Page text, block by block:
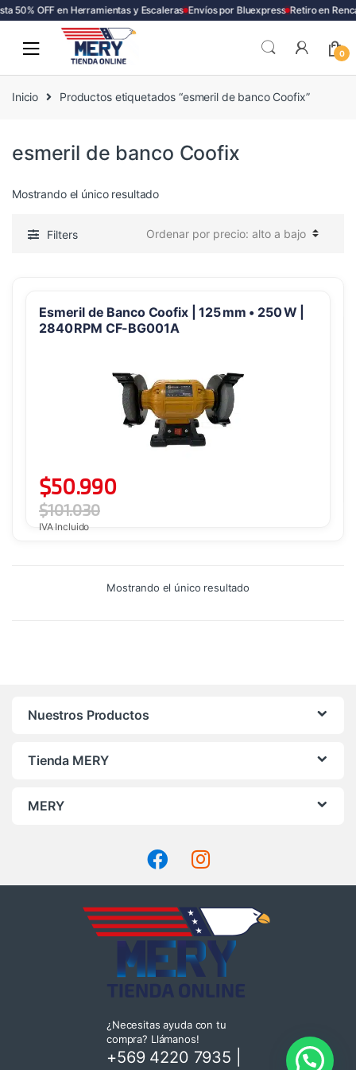
50% OFF en Herramientas y Escaleras Envíos por Bluexpress Retiro en
0
Inicio Productos etiquetados “esmeril de banco Coofix”
esmeril de banco Coofix
Mostrando el único resultado
Filters
Esmeril de Banco Coofix | 125 mm • 250 W |
2840 RPM CF-BG001A
$50.990
$101.030
IVA Incluido
Mostrando el único resultado
Nuestros Productos
Tienda MERY
MERY
¿Necesitas ayuda con tu
compra? Llámanos!
+569 4220 7935